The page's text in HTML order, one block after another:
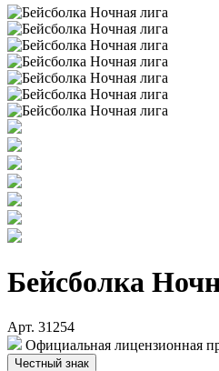
Бейсболка
Арт. 31254
Официальная лицензионная
Честный знак